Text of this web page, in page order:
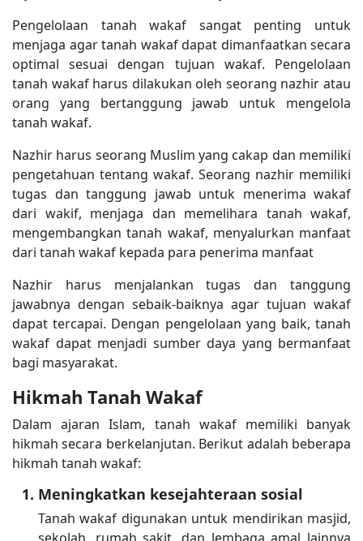
Pengelolaan tanah wakaf sangat penting untuk
menjaga agar tanah wakaf dapat dimanfaatkan secara
optimal sesuai dengan tujuan wakaf. Pengelolaan
tanah wakaf harus dilakukan oleh seorang nazhir atau
orang yang bertanggung jawab untuk mengelola
tanah wakaf.
Nazhir harus seorang Muslim yang cakap dan memiliki
pengetahuan tentang wakaf. Seorang nazhir memiliki
tugas dan tanggung jawab untuk menerima wakaf
dari wakif, menjaga dan memelihara tanah wakaf,
mengembangkan tanah wakaf, menyalurkan manfaat
dari tanah wakaf kepada para penerima manfaat
Nazhir harus menjalankan tugas dan tanggung
jawabnya dengan sebaik-baiknya agar tujuan wakaf
dapat tercapai. Dengan pengelolaan yang baik, tanah
wakaf dapat menjadi sumber daya yang bermanfaat
bagi masyarakat.
Hikmah Tanah Wakaf
Dalam ajaran Islam, tanah wakaf memiliki banyak
hikmah secara berkelanjutan. Berikut adalah beberapa
hikmah tanah wakaf:
Meningkatkan kesejahteraan sosial
Tanah wakaf digunakan untuk mendirikan masjid,